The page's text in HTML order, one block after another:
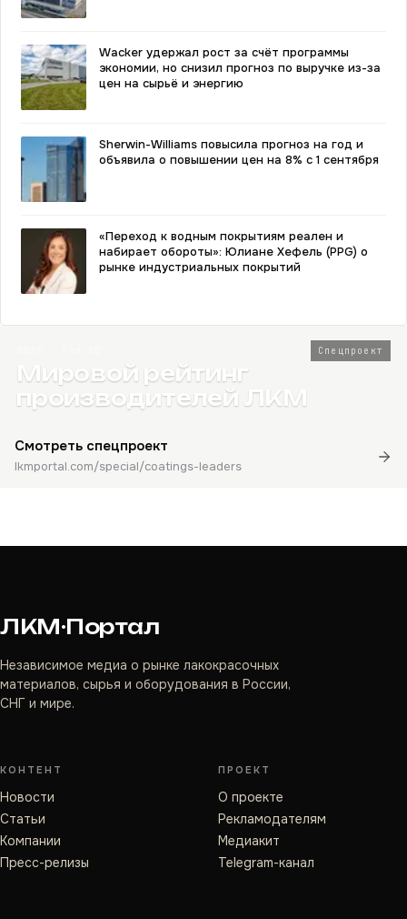
Wacker удержал рост за счёт программы
экономии, но снизил прогноз по выручке из-за
цен на сырьё и энергию
Sherwin-Williams повысила прогноз на год и
объявила о повышении цен на 8% с 1 сентября
«Переход к водным покрытиям реален и
набирает обороты»: Юлиане Хефель (PPG) о
рынке индустриальных покрытий
Спецпроект
Мировой рейтинг
производителей ЛКМ
Смотреть спецпроект
lkmportal.com/special/coatings-leaders
ЛКМ·Портал
Независимое медиа о рынке лакокрасочных
материалов, сырья и оборудования в России,
СНГ и мире.
КОНТЕНТ
Новости
Статьи
Компании
Пресс-релизы
ПРОЕКТ
О проекте
Рекламодателям
Медиакит
Telegram-канал